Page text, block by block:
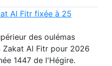
Al Fitr fixée à 25
des oulémas
Zakat Al Fitr pour 2026
1447 de l'Hégire.